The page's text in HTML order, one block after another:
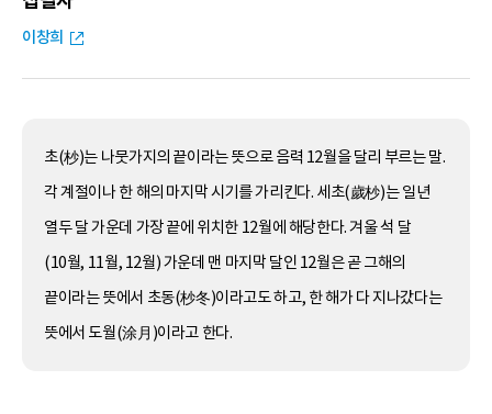
이창희
초(杪)는 나뭇가지의 끝이라는 뜻으로 음력 12월을 달리 부르는 말.
각 계절이나 한 해의 마지막 시기를 가리킨다. 세초(歲杪)는 일년
열두 달 가운데 가장 끝에 위치한 12월에 해당한다. 겨울 석 달
(10월, 11월, 12월) 가운데 맨 마지막 달인 12월은 곧 그해의
끝이라는 뜻에서 초동(杪冬)이라고도 하고, 한 해가 다 지나갔다는
뜻에서 도월(涂月)이라고 한다.